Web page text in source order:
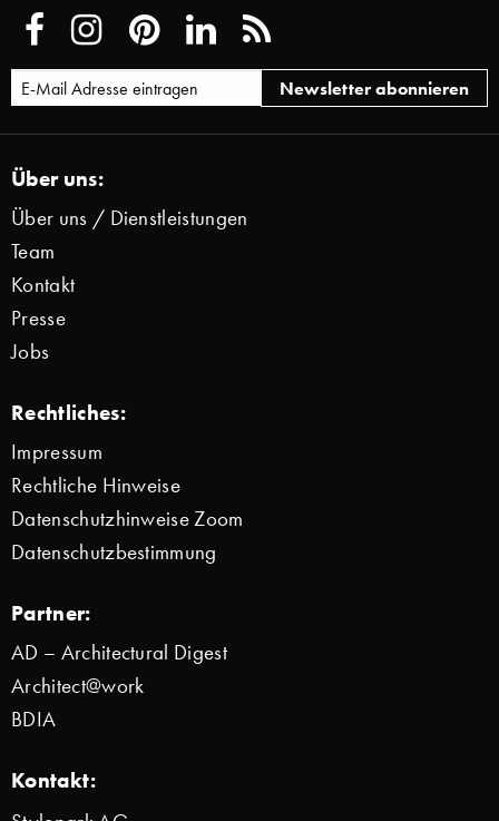
Über uns:
Über uns / Dienstleistungen
Team
Kontakt
Presse
Jobs
Rechtliches:
Impressum
Rechtliche Hinweise
Datenschutzhinweise Zoom
Datenschutzbestimmung
Partner:
AD – Architectural Digest
Architect@work
BDIA
Kontakt: